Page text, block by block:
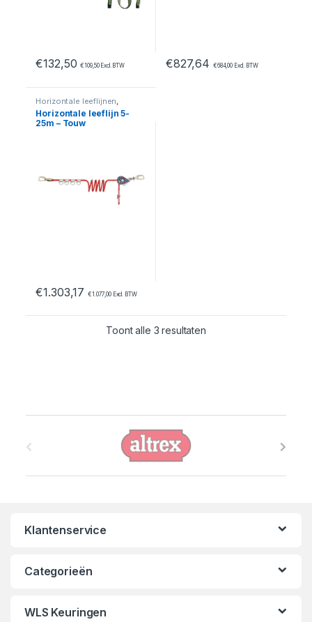
€132,50 €109,50Excl. BTW €827,64 €684,00Excl. BTW
Horizontale leeflijnen
Valbeveiliging
Horizontale leeflijn 5-
25m – Touw
€1.303,17 €1.077,00Excl. BTW
Toont alle 3 resultaten
Klantenservice
Categorieën
WLS Keuringen